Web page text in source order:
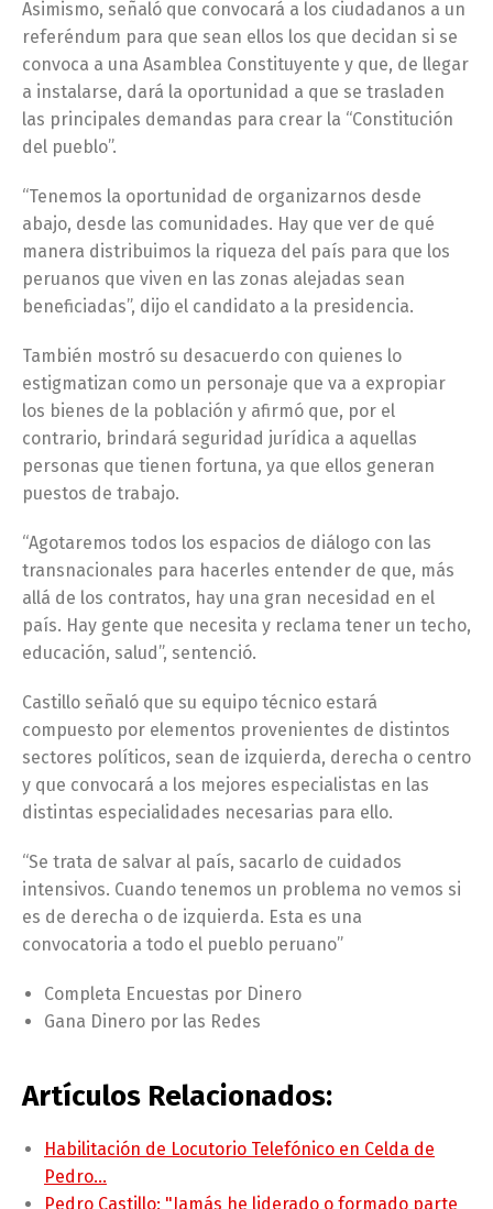
Asimismo, señaló que convocará a los ciudadanos a un
referéndum para que sean ellos los que decidan si se
convoca a una Asamblea Constituyente y que, de llegar
a instalarse, dará la oportunidad a que se trasladen
las principales demandas para crear la “Constitución
del pueblo”.
“Tenemos la oportunidad de organizarnos desde
abajo, desde las comunidades. Hay que ver de qué
manera distribuimos la riqueza del país para que los
peruanos que viven en las zonas alejadas sean
beneficiadas”, dijo el candidato a la presidencia.
También mostró su desacuerdo con quienes lo
estigmatizan como un personaje que va a expropiar
los bienes de la población y afirmó que, por el
contrario, brindará seguridad jurídica a aquellas
personas que tienen fortuna, ya que ellos generan
puestos de trabajo.
“Agotaremos todos los espacios de diálogo con las
transnacionales para hacerles entender de que, más
allá de los contratos, hay una gran necesidad en el
país. Hay gente que necesita y reclama tener un techo,
educación, salud”, sentenció.
Castillo señaló que su equipo técnico estará
compuesto por elementos provenientes de distintos
sectores políticos, sean de izquierda, derecha o centro
y que convocará a los mejores especialistas en las
distintas especialidades necesarias para ello.
“Se trata de salvar al país, sacarlo de cuidados
intensivos. Cuando tenemos un problema no vemos si
es de derecha o de izquierda. Esta es una
convocatoria a todo el pueblo peruano”
Completa Encuestas por Dinero
Gana Dinero por las Redes
Artículos Relacionados:
Habilitación de Locutorio Telefónico en Celda de
Pedro…
Pedro Castillo: "Jamás he liderado o formado parte